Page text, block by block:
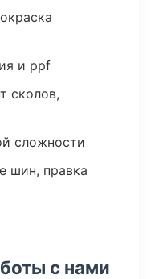
и ppf
сколов,
сложности
шин, правка
с нами